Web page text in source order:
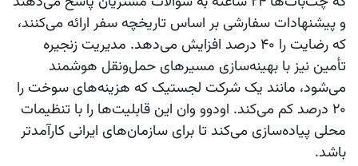
و پیشنهادات سفارشی بر اساس تاریخچه سفر ارائه می‌کنند،
که رضایت را ۴۰ درصد افزایش می‌دهد. مدیریت زنجیره
تأمین نیز با بهینه‌سازی مسیرهای حمل‌ونقل هوشمند
می‌شود، مانند یک شرکت لجستیک که هزینه‌های سوخت را
۲۰ درصد کم می‌کند.
اودوو وان این قابلیت‌ها را با تنظیمات
محلی پیاده‌سازی می‌کند تا برای سازمان‌های ایرانی کارآمدتر
باشد.